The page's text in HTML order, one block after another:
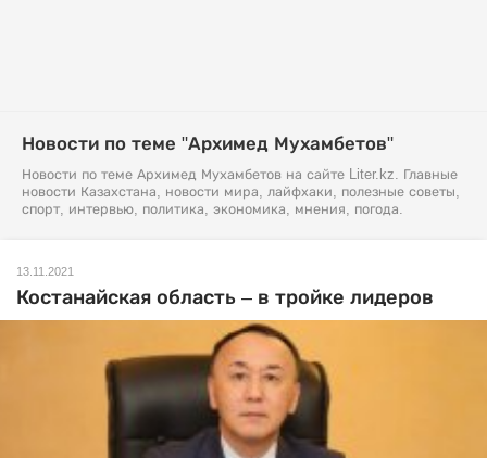
Новости по теме "Архимед Мухамбетов"
Новости по теме Архимед Мухамбетов на сайте Liter.kz. Главные
новости Казахстана, новости мира, лайфхаки, полезные советы,
спорт, интервью, политика, экономика, мнения, погода.
13.11.2021
Костанайская область – в тройке лидеров